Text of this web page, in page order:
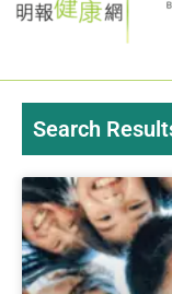
Search